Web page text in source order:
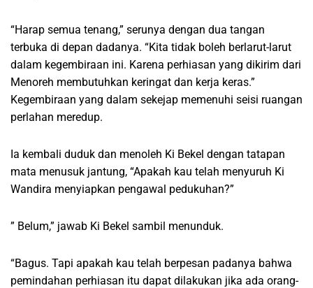
“Harap semua tenang,” serunya dengan dua tangan
terbuka di depan dadanya. “Kita tidak boleh berlarut-larut
dalam kegembiraan ini. Karena perhiasan yang dikirim dari
Menoreh membutuhkan keringat dan kerja keras.”
Kegembiraan yang dalam sekejap memenuhi seisi ruangan
perlahan meredup.
Ia kembali duduk dan menoleh Ki Bekel dengan tatapan
mata menusuk jantung, “Apakah kau telah menyuruh Ki
Wandira menyiapkan pengawal pedukuhan?”
” Belum,” jawab Ki Bekel sambil menunduk.
“Bagus. Tapi apakah kau telah berpesan padanya bahwa
pemindahan perhiasan itu dapat dilakukan jika ada orang-